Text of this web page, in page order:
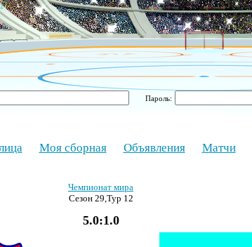
Пароль:
Моя сборная Объявления Матчи
Чемпионат мира
Сезон 29,Тур 12
5.0:1.0